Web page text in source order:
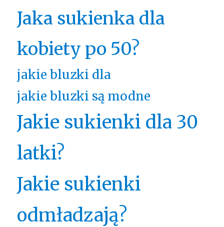
Jaka sukienka dla
kobiety po 50?
jakie bluzki dla
jakie bluzki są modne
Jakie sukienki dla 30
latki?
Jakie sukienki
odmładzają?